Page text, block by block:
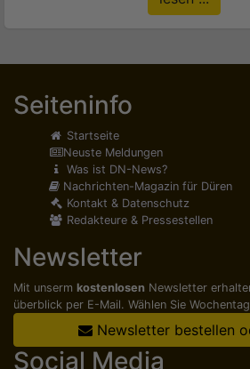
Seiteninfo
Startseite
Neuste Meldungen
Was ist DN-News?
Nachrichten-Magazin für Düren
Kontakt & Datenschutz
Redakteure & Pressestellen
Newsletter
Mit unserm kostenlosen Newsletter
überblick per E-Mail. Wählen Sie
Newsletter bestellen
Social Media